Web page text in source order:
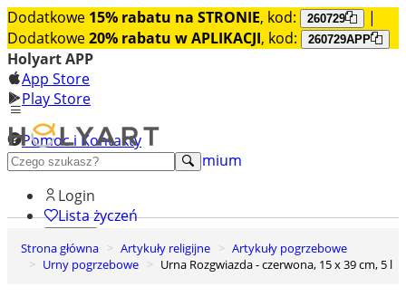
Dodatkowe 15% rabatu na STRONIE, kod: 260729
|
Dodatkowe20% rabatu w APLIKACJI, kod: 260729APP
Holyart APP
App Store
Play Store
Pomoc i Kontakty
+48 222 922 860
Odkryj premium
Login
Lista życzeń
0
Koszyk
Strona główna Artykuły religijne
Artykuły pogrzebowe
Urny pogrzebowe
Urna Rozgwiazda - czerwona, 15 x 39 cm, 5 l